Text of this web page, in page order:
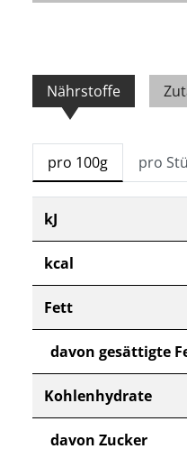
Nährstoffe
pro 100g pro
kJ
kcal
Fett
davon gesättigte
Kohlenhydrate
davon Zucker